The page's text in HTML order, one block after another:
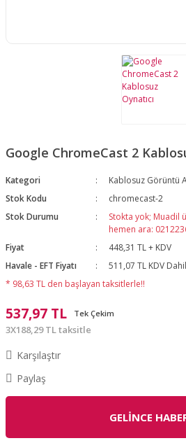
Google ChromeCast 2
Kategori
Kablosuz Görüntü
Stok Kodu
chromecast-2
Stok Durumu
Stokta yok; Muadil
hemen ara:
Fiyat
448,31 TL + KDV
Havale - EFT Fiyatı
511,07 TL KDV
* 98,63 TL den başlayan taksitlerle!!
537,97 TL Tek Çekim
3X188,29 TL taksitle
Karşılaştır
Paylaş
GELİNCE